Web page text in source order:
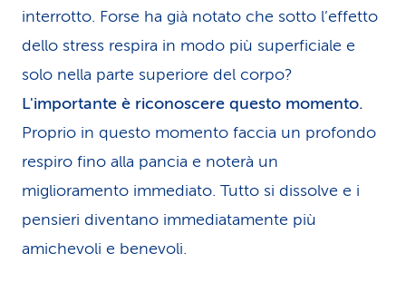
interrotto. Forse ha già notato che sotto l’effetto
dello stress respira in modo più superficiale e
solo nella parte superiore del corpo?
L'importante è riconoscere questo momento.
Proprio in questo momento faccia un profondo
respiro fino alla pancia e noterà un
miglioramento immediato. Tutto si dissolve e i
pensieri diventano immediatamente più
amichevoli e benevoli.